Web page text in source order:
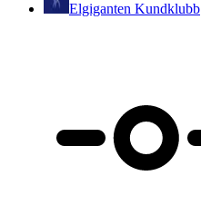
Elgiganten Kundklubb